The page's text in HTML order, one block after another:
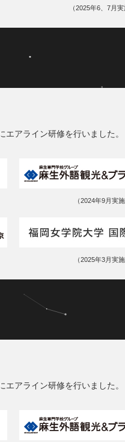
（2025年6、7月実
アライン研修を行いました。
（2024年9月実施
（2025年3月実施
アライン研修を行いました。